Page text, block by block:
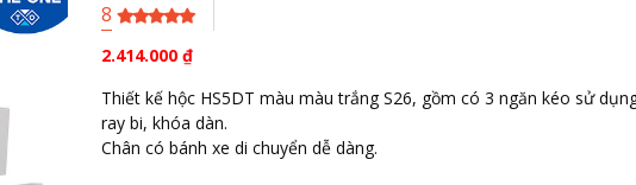
8
2.414.000₫
Thiết kế hộc HS5DT màu màu trắng S26, gồm có 3 ngăn kéo sử
ray bi, khóa dàn.
Chân có bánh xe di chuyển dễ dàng.